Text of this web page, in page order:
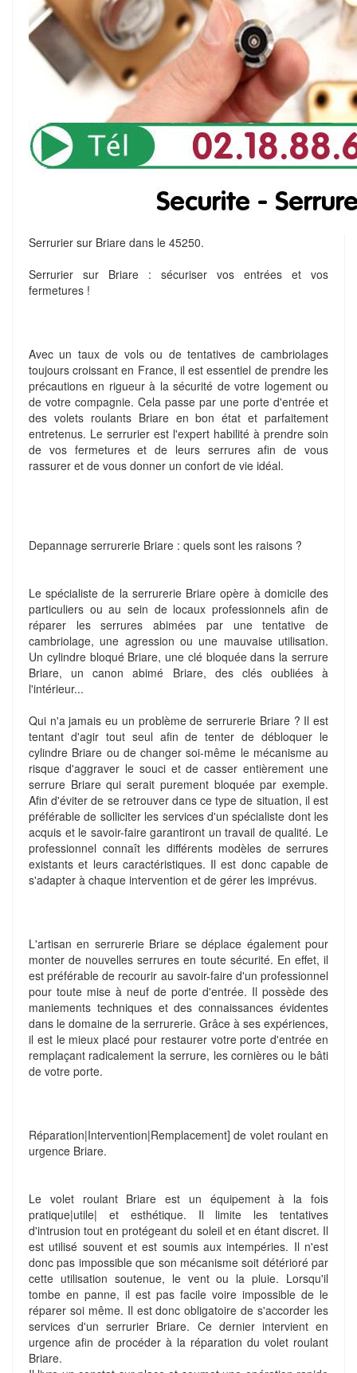
Serrurier sur Briare dans le 45250.
Serrurier sur Briare : sécuriser vos entrées et vos
fermetures !
Avec un taux de vols ou de tentatives de cambriolages
toujours croissant en France, il est essentiel de prendre les
précautions en rigueur à la sécurité de votre logement ou
de votre compagnie. Cela passe par une porte d'entrée et
des volets roulants Briare en bon état et parfaitement
entretenus. Le serrurier est l'expert habilité à prendre soin
de vos fermetures et de leurs serrures afin de vous
rassurer et de vous donner un confort de vie idéal.
Depannage serrurerie Briare : quels sont les raisons ?
Le spécialiste de la serrurerie Briare opère à domicile des
particuliers ou au sein de locaux professionnels afin de
réparer les serrures abimées par une tentative de
cambriolage, une agression ou une mauvaise utilisation.
Un cylindre bloqué Briare, une clé bloquée dans la serrure
Briare, un canon abimé Briare, des clés oubliées à
l'intérieur...
Qui n'a jamais eu un problème de serrurerie Briare ? Il est
tentant d'agir tout seul afin de tenter de débloquer le
cylindre Briare ou de changer soi-même le mécanisme au
risque d'aggraver le souci et de casser entièrement une
serrure Briare qui serait purement bloquée par exemple.
Afin d'éviter de se retrouver dans ce type de situation, il est
préférable de solliciter les services d'un spécialiste dont les
acquis et le savoir-faire garantiront un travail de qualité. Le
professionnel connaît les différents modèles de serrures
existants et leurs caractéristiques. Il est donc capable de
s'adapter à chaque intervention et de gérer les imprévus.
L'artisan en serrurerie Briare se déplace également pour
monter de nouvelles serrures en toute sécurité. En effet, il
est préférable de recourir au savoir-faire d'un professionnel
pour toute mise à neuf de porte d'entrée. Il possède des
maniements techniques et des connaissances évidentes
dans le domaine de la serrurerie. Grâce à ses expériences,
il est le mieux placé pour restaurer votre porte d'entrée en
remplaçant radicalement la serrure, les cornières ou le bâti
de votre porte.
Réparation|Intervention|Remplacement] de volet roulant en
urgence Briare.
Le volet roulant Briare est un équipement à la fois
pratique|utile| et esthétique. Il limite les tentatives
d'intrusion tout en protégeant du soleil et en étant discret. Il
est utilisé souvent et est soumis aux intempéries. Il n'est
donc pas impossible que son mécanisme soit détérioré par
cette utilisation soutenue, le vent ou la pluie. Lorsqu'il
tombe en panne, il est pas facile voire impossible de le
réparer soi même. Il est donc obligatoire de s'accorder les
services d'un serrurier Briare. Ce dernier intervient en
urgence afin de procéder à la réparation du volet roulant
Briare.